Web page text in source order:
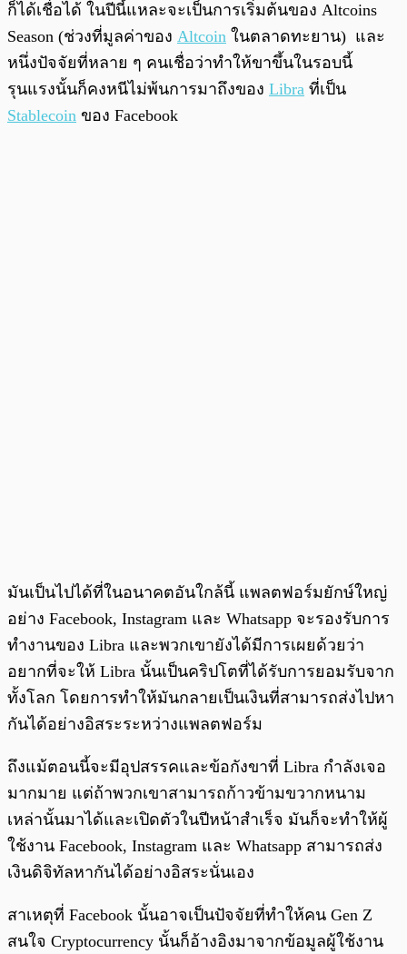
ก็ได้เชื่อได้ ในปีนี้แหละจะเป็นการเริ่มต้นของ Altcoins
Season (ช่วงที่มูลค่าของ Altcoin ในตลาดทะยาน) และ
หนึ่งปัจจัยที่หลาย ๆ คนเชื่อว่าทำให้ขาขึ้นในรอบนี้
รุนแรงนั้นก็คงหนีไม่พ้นการมาถึงของ Libra ที่เป็น
Stablecoin ของ Facebook
มันเป็นไปได้ที่ในอนาคตอันใกล้นี้ แพลตฟอร์มยักษ์ใหญ่
อย่าง Facebook, Instagram และ Whatsapp จะรองรับการ
ทำงานของ Libra และพวกเขายังได้มีการเผยด้วยว่า
อยากที่จะให้ Libra นั้นเป็นคริปโตที่ได้รับการยอมรับจาก
ทั้งโลก โดยการทำให้มันกลายเป็นเงินที่สามารถส่งไปหา
กันได้อย่างอิสระระหว่างแพลตฟอร์ม
ถึงแม้ตอนนี้จะมีอุปสรรคและข้อกังขาที่ Libra กำลังเจอ
มากมาย แต่ถ้าพวกเขาสามารถก้าวข้ามขวากหนาม
เหล่านั้นมาได้และเปิดตัวในปีหน้าสำเร็จ มันก็จะทำให้ผู้
ใช้งาน Facebook, Instagram และ Whatsapp สามารถส่ง
เงินดิจิทัลหากันได้อย่างอิสระนั่นเอง
สาเหตุที่ Facebook นั้นอาจเป็นปัจจัยที่ทำให้คน Gen Z
สนใจ Cryptocurrency นั้นก็อ้างอิงมาจากข้อมูลผู้ใช้งาน